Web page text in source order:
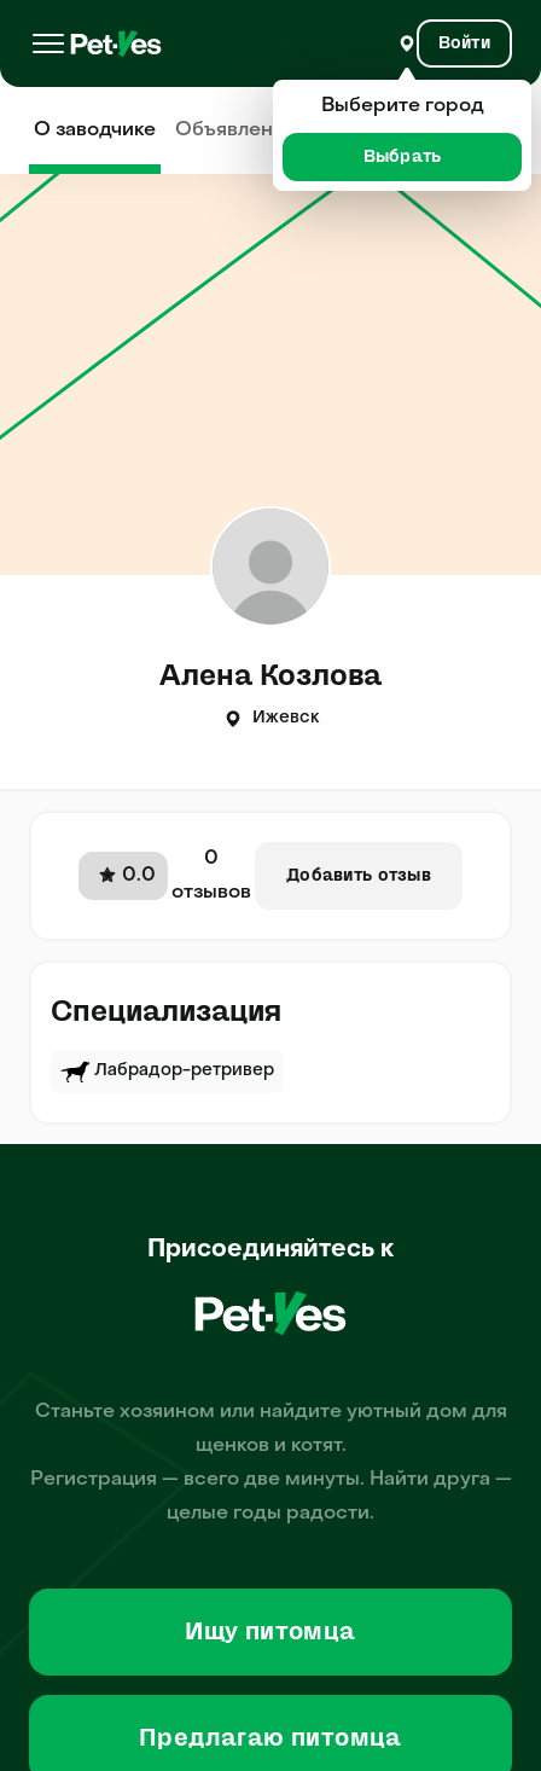
Войти
О заводчике Объявления Отзывы
Алена Козлова
Ижевск
0.0
0
отзывов
Добавить отзыв
Специализация
Лабрадор-ретривер
Присоединяйтесь к
Станьте хозяином или найдите уютный дом для
щенков и котят.
Регистрация — всего две минуты. Найти друга —
целые годы радости.
Ищу питомца
Предлагаю питомца
Выберите город
Выбрать